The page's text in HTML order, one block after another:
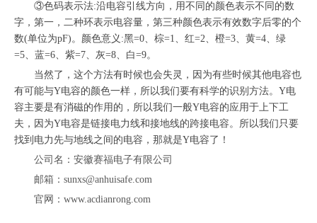
③色码表示法:沿电容引线方向，用不同的颜色表示不同的数
字，第一，二种环表示电容量，第三种颜色表示有效数字后零的个
数(单位为pF)。颜色意义:黑=0、棕=1、红=2、橙=3、黄=4、绿
=5、蓝=6、紫=7、灰=8、白=9。
当然了，这个方法有时候也会失灵，因为有些时候其他电容也
有可能与Y电容的颜色一样，所以我们要有科学的识别方法。Y电
容主要是有消磁的作用的，所以我们一般Y电容的应用于上下工
夫，因为Y电容是链接电力线和接地线的跨接电容。所以我们只要
找到电力先与地线之间的电容，那就是Y电容了！
公司名：安徽赛福电子有限公司
邮箱：sunxs@anhuisafe.com
官网：www.acdianrong.com